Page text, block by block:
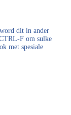
dit in ander
F om sulke
met spesiale